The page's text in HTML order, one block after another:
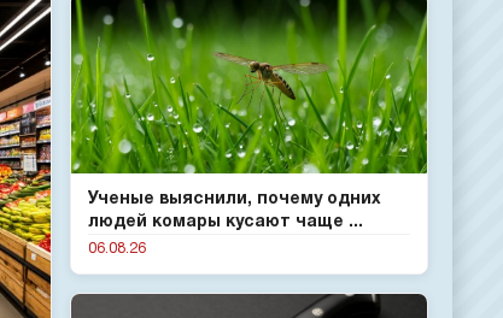
Ученые выяснили, почему одних
людей комары кусают чаще ...
06.08.26